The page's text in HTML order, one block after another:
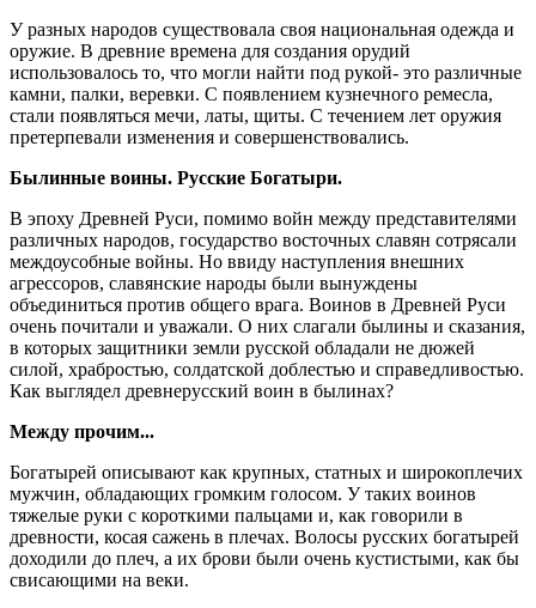
У разных народов существовала своя национальная одежда и
оружие. В древние времена для создания орудий
использовалось то, что могли найти под рукой- это различные
камни, палки, веревки. С появлением кузнечного ремесла,
стали появляться мечи, латы, щиты. С течением лет оружия
претерпевали изменения и совершенствовались.
Былинные воины. Русские Богатыри.
В эпоху Древней Руси, помимо войн между представителями
различных народов, государство восточных славян сотрясали
междоусобные войны. Но ввиду наступления внешних
агрессоров, славянские народы были вынуждены
объединиться против общего врага. Воинов в Древней Руси
очень почитали и уважали. О них слагали былины и сказания,
в которых защитники земли русской обладали не дюжей
силой, храбростью, солдатской доблестью и справедливостью.
Как выглядел древнерусский воин в былинах?
Между прочим...
Богатырей описывают как крупных, статных и широкоплечих
мужчин, обладающих громким голосом. У таких воинов
тяжелые руки с короткими пальцами и, как говорили в
древности, косая сажень в плечах. Волосы русских богатырей
доходили до плеч, а их брови были очень кустистыми, как бы
свисающими на веки.